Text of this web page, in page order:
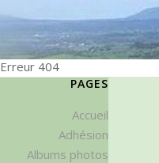
Erreur 404
PAGES
Accueil
Adhésion
Albums photos